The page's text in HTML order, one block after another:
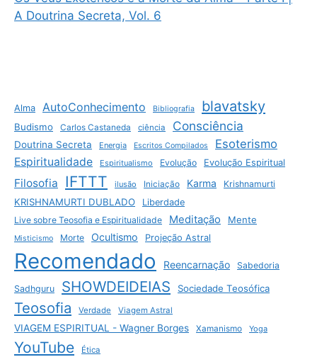
A Doutrina Secreta, Vol. 6
Alma AutoConhecimento Bibliografia blavatsky
Budismo Carlos Castaneda ciência Consciência
Doutrina Secreta Energia Escritos Compilados Esoterismo
Espiritualidade Espiritualismo Evolução Evolução Espiritual
Filosofia IFTTT ilusão Iniciação Karma Krishnamurti
KRISHNAMURTI DUBLADO
Liberdade
Live sobre Teosofia e Espiritualidade
Meditação Mente
Misticismo Morte Ocultismo Projeção Astral
Recomendado Reencarnação Sabedoria
Sadhguru SHOWDEIDEIAS Sociedade Teosófica
Teosofia Verdade Viagem Astral
VIAGEM ESPIRITUAL - Wagner Borges Xamanismo Yoga
YouTube Ética